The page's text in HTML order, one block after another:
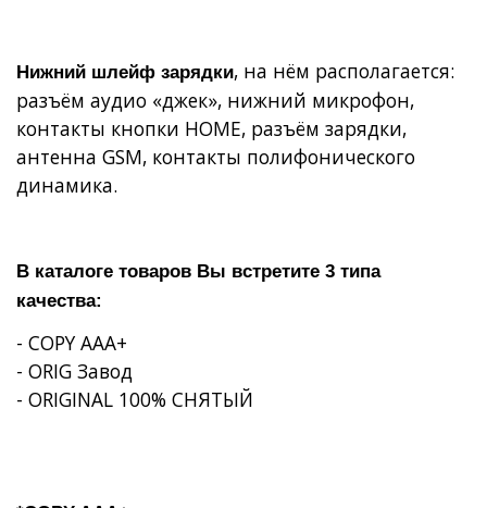
Нижний шлейф зарядки, на нём располагается:
разъём аудио «джек», нижний микрофон,
контакты кнопки HOME, разъём зарядки,
антенна GSM, контакты полифонического
динамика.
В каталоге товаров Вы встретите 3 типа
качества:
- COPY AAA+
- ORIG Завод
- ORIGINAL 100% СНЯТЫЙ